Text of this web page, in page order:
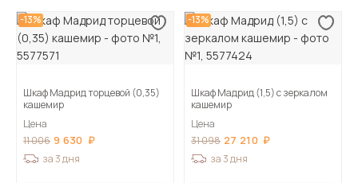
-13%
Шкаф Мадрид торцевой (0,35)
кашемир
Цена
11 006 9 630
за 3 дня
-13%
Шкаф Мадрид (1,5) с зеркалом
кашемир
Цена
31 098 27 210
за 3 дня